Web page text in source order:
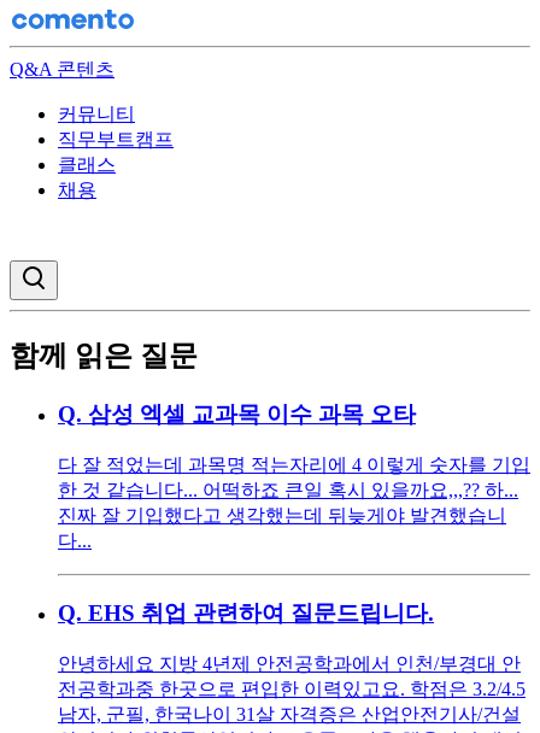
Q&A 콘텐츠
커뮤니티
직무부트캠프
클래스
채용
함께 읽은 질문
Q. 삼성 엑셀 교과목 이수 과목 오타
다 잘 적었는데 과목명 적는자리에 4 이렇게 숫자를 기입
한 것 같습니다... 어떡하죠 큰일 혹시 있을까요,,,?? 하...
진짜 잘 기입했다고 생각했는데 뒤늦게야 발견했습니
다...
Q. EHS 취업 관련하여 질문드립니다.
안녕하세요 지방 4년제 안전공학과에서 인천/부경대 안
전공학과중 한곳으로 편입한 이력있고요. 학점은 3.2/4.5
남자, 군필, 한국나이 31살 자격증은 산업안전기사/건설